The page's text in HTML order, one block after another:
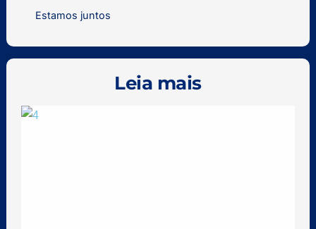
Estamos juntos
Leia mais